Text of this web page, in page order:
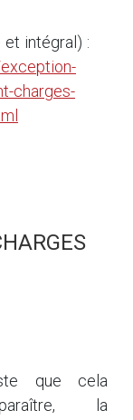
et intégral) :
charges-
que cela
la